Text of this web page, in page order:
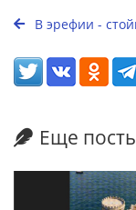
В эрефии -
Еще